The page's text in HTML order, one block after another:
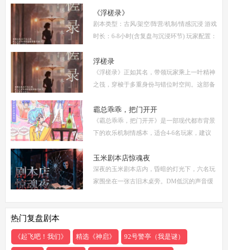
复盘、体验测评、新本攻略、类型时间和玩家
点
《浮槎录》
剧本类型：古风/架空/阵营/机制/情感沉浸 游戏
时长：6-8小时(含复盘与沉浸环节) 玩家配置：
别选择以增强代入感) 适合玩家：适合喜爱深
度
浮槎录
《浮槎录》正如其名，带领玩家乘上一叶精神
之筏，穿梭于多重身份与错位时空间。这部备
精密的机制设计和深刻的人性探讨，在剧本杀
圈
霸总乖乖，把门开开
《霸总乖乖，把门开开》是一部现代都市背景
下的欢乐机制情感本，适合4-6名玩家，建议
争、家族恩怨与情感纠葛，以轻松幽默的笔触
描绘了一
玉米剧本店惊魂夜
深夜的玉米剧本店内，昏暗的灯光下，六名玩
家围坐在一张古旧木桌旁。DM低沉的声音缓
热门复盘剧本
《起飞吧！我们》 精选《神启》 92号警亭（我是谜）